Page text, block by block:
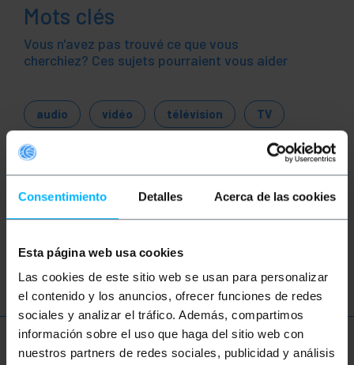
Consentimiento Detalles Acerca de las cookies
Esta página web usa cookies
Las cookies de este sitio web se usan para personalizar
el contenido y los anuncios, ofrecer funciones de redes
sociales y analizar el tráfico. Además, compartimos
información sobre el uso que haga del sitio web con
nuestros partners de redes sociales, publicidad y análisis
Mots clés
Vous n'avez pas trouvé ce que vous
cherchiez? Ces sujets pourraient vous aider
audio vidéo télévision TV
haut parleur
XLR3 musique contrôle disco
effets spéciaux fx
Plus d'informations